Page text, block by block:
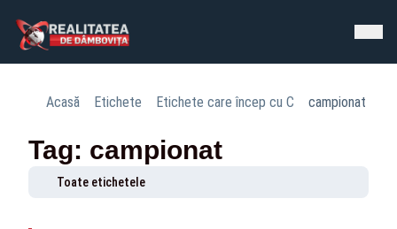
Acasă Etichete Etichete care încep cu C campionat
Tag: campionat
Toate etichetele